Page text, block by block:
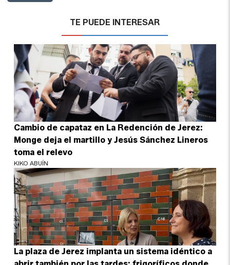
TE PUEDE INTERESAR
Cambio de capataz en La Redención de Jerez:
Monge deja el martillo y Jesús Sánchez Lineros
toma el relevo
KIKO ABUÍN
La plaza de Jerez implanta un sistema idéntico a